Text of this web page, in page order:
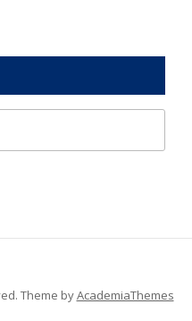
Theme byAcademiaThemes